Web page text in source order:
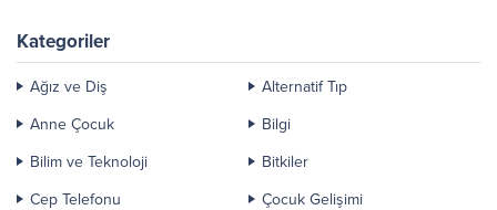
Kategoriler
Ağız ve Diş
Alternatif Tıp
Anne Çocuk
Bilgi
Bilim ve Teknoloji
Bitkiler
Cep Telefonu
Çocuk Gelişimi